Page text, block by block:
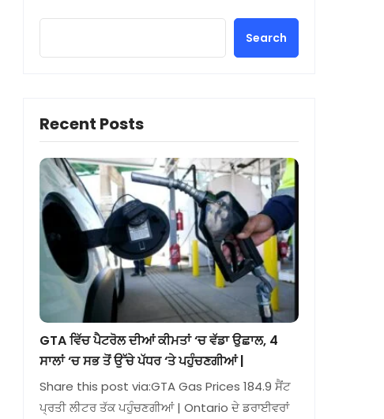
Search
Recent Posts
GTA ਵਿੱਚ ਪੈਟਰੋਲ ਦੀਆਂ ਕੀਮਤਾਂ ‘ਚ ਵੱਡਾ ਉਛਾਲ, 4
ਸਾਲਾਂ ‘ਚ ਸਭ ਤੋਂ ਉੱਚੇ ਪੱਧਰ ‘ਤੇ ਪਹੁੰਚਣਗੀਆਂ |
Share this post via:GTA Gas Prices 184.9 ਸੈਂਟ
ਪ੍ਰਤੀ ਲੀਟਰ ਤੱਕ ਪਹੁੰਚਣਗੀਆਂ | Ontario ਦੇ ਡਰਾਈਵਰਾਂ